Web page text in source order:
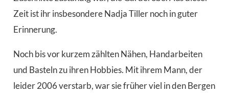
Zeit ist ihr insbesondere Nadja Tiller noch in guter
Erinnerung.
Noch bis vor kurzem zählten Nähen, Handarbeiten
und Basteln zu ihren Hobbies. Mit ihrem Mann, der
leider 2006 verstarb, war sie früher viel in den Bergen